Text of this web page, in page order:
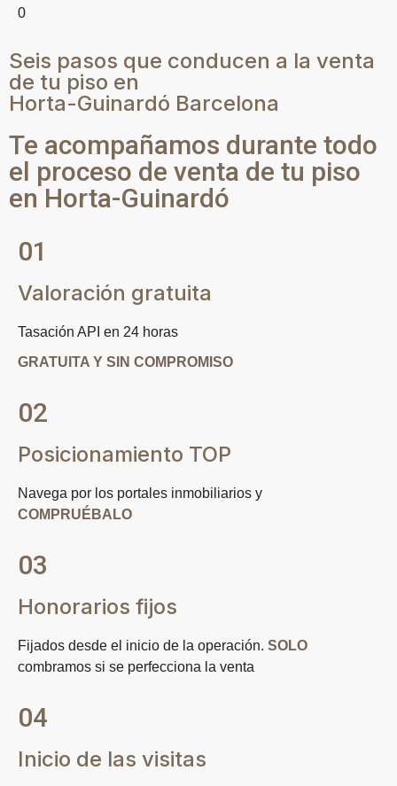
0
Seis pasos que conducen a la venta
de tu piso en
Horta-Guinardó Barcelona
Te acompañamos durante todo
el proceso de venta de tu piso
en Horta-Guinardó
01
Valoración gratuita
Tasación API en 24 horas
GRATUITA Y SIN COMPROMISO
02
Posicionamiento TOP
Navega por los portales inmobiliarios y
COMPRUÉBALO
03
Honorarios fijos
Fijados desde el inicio de la operación. SOLO
combramos si se perfecciona la venta
04
Inicio de las visitas